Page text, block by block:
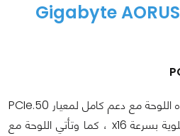
مميزات اللوحة الأم Gigabyte AORUS
كما أشرنا في البداية، تأتي هذه اللوحة مع دعم كامل لمعيار PCIe.50
الأحدث، حيث تأتي الفتحة العلوية بسرعة x16 ، كما وتأتي اللوحة مع